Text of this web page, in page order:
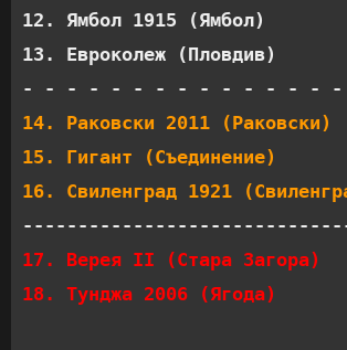
12. Ямбол 1915 (Ямбол)
13. Евроколеж
14. Раковски 2011
15. Гигант
16. Свиленград 1921
17. Верея II (Стара
18. Тунджа 2006